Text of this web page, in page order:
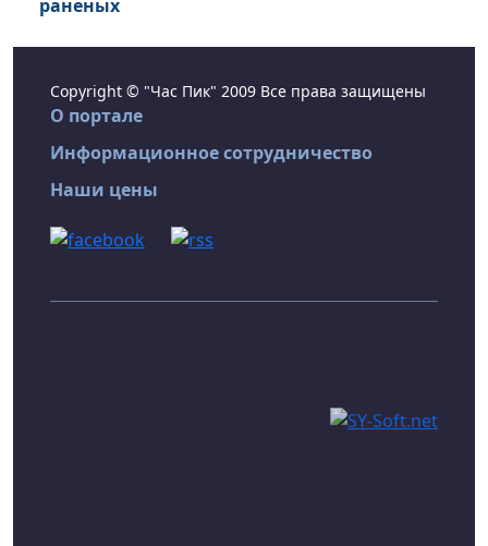
раненых
Copyright © "Час Пик" 2009 Все права защищены
О портале
Информационное сотрудничество
Наши цены